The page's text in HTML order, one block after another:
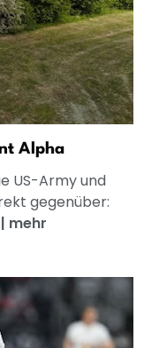
Alpha
US-Army und
gegenüber:
| mehr